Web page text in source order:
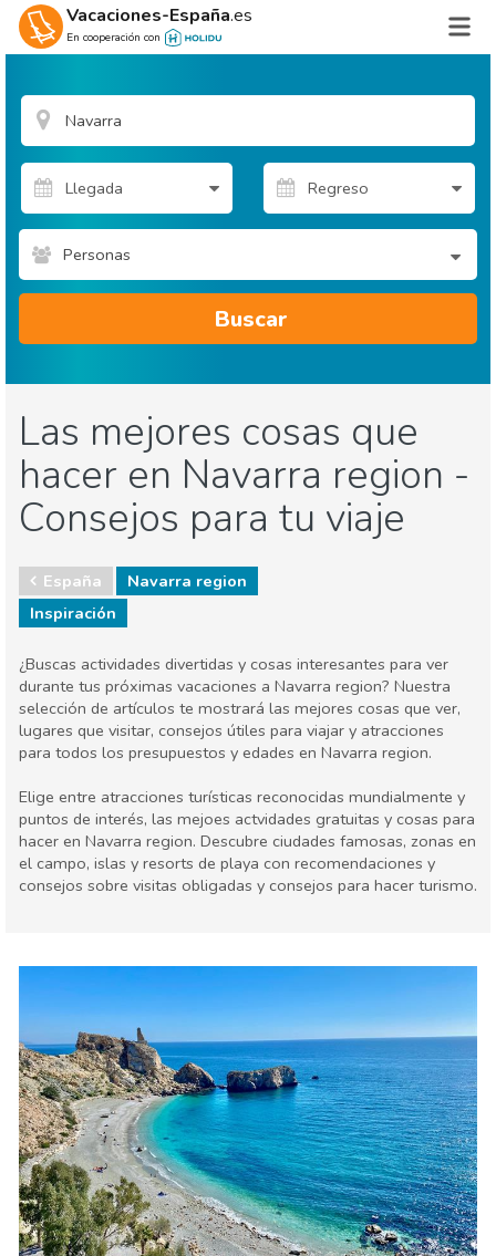
Vacaciones-España.es
En cooperación con
Personas
Buscar
Las mejores cosas que
hacer en Navarra region -
Consejos para tu viaje
España
Navarra region
Inspiración
¿Buscas actividades divertidas y cosas interesantes para ver
durante tus próximas vacaciones a Navarra region? Nuestra
selección de artículos te mostrará las mejores cosas que ver,
lugares que visitar, consejos útiles para viajar y atracciones
para todos los presupuestos y edades en Navarra region.
Elige entre atracciones turísticas reconocidas mundialmente y
puntos de interés, las mejoes actvidades gratuitas y cosas para
hacer en Navarra region. Descubre ciudades famosas, zonas en
el campo, islas y resorts de playa con recomendaciones y
consejos sobre visitas obligadas y consejos para hacer turismo.
Agenda de eventos
Compras
Deporte & aventura
Dónde quedarse
Familia & niños
Museos & Arte
Naturaleza & aire libre
Playas
Vida nocturna & Bares